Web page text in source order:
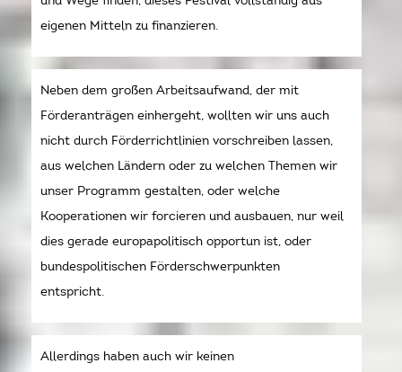
eigenen Mitteln zu finanzieren.
Neben dem großen Arbeitsaufwand, der mit
Förderanträgen einhergeht, wollten wir uns auch
nicht durch Förderrichtlinien vorschreiben lassen,
aus welchen Ländern oder zu welchen Themen wir
unser Programm gestalten, oder welche
Kooperationen wir forcieren und ausbauen, nur weil
dies gerade europapolitisch opportun ist, oder
bundespolitischen Förderschwerpunkten
entspricht.
Allerdings haben auch wir keinen